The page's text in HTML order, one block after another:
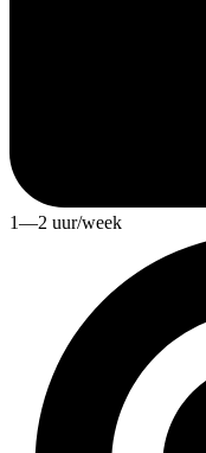
1—2 uur/week